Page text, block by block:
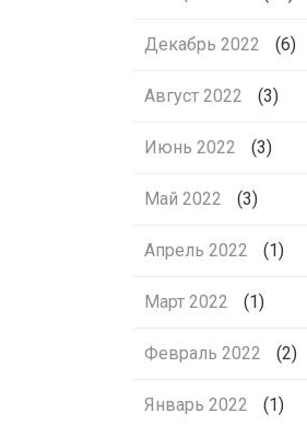
Декабрь 2022 (6)
Август 2022 (3)
Июнь 2022 (3)
Май 2022 (3)
Апрель 2022 (1)
Март 2022 (1)
Февраль 2022 (2)
Январь 2022 (1)